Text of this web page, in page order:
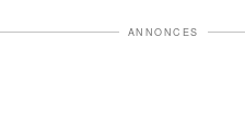
ANNONCES